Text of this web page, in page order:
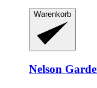
Warenkorb
Nelson